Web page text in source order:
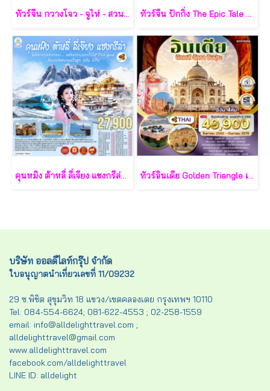
ทัวร์จีน กวางโจว - จูไห่ - สวนสนุกฉางหลง 5 วัน - TG ทัวร์จีน ปักกิ่ง The Epic Tale of Universal 3 วัน - TG
คุนหมิง ต้าหลี่ ลี่เจียง แชงกรีล่า ไม่อยากปล่อยจอย...แต่อยากปล่อยใจให้ Feel good โดยรถไฟความเร็วสูง 6 วัน 5 คืน *ไม่ลงร้าน* - TG ทัวร์อินเดีย Golden Triangle เดลี–อักรา–ชัยปุระ 5 วัน - TG
บริษัท ออลดีไลท์กรุ๊ป จำกัด
ใบอนุญาตนำเที่ยวเลขที่ 11/09232
29 ซ.พิชิต สุขุมวิท 18 แขวง/เขตคลองเตย กรุงเทพฯ 10110
Tel. 084-554-6624; 081-622-4553 ; 02-258-1559
email: info@alldelighttravel.com ;
alldelighttravel@gmail.com
www.alldelighttravel.com
facebook.com/alldelighttravel
LINE ID: alldelight